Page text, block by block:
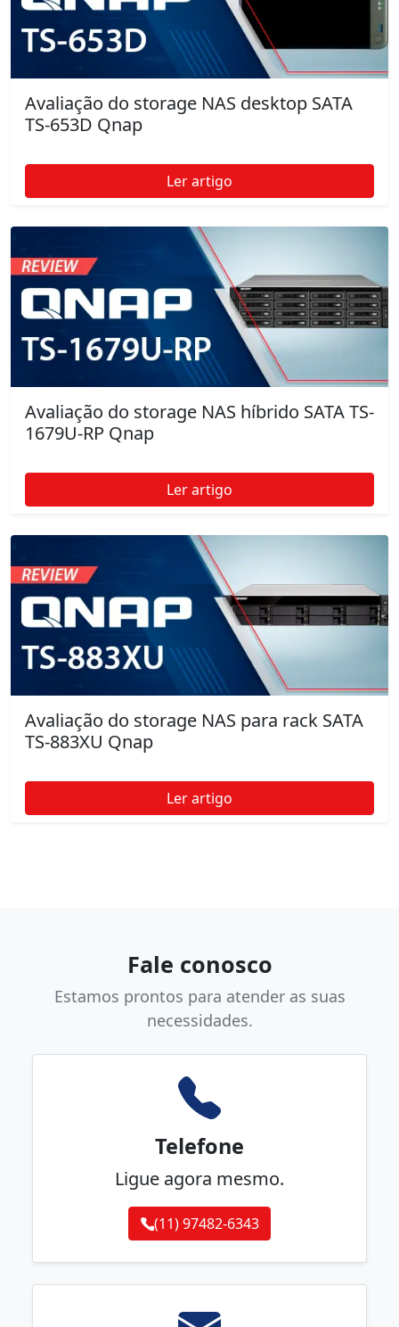
Avaliação do storage NAS desktop SATA
TS-653D Qnap
Ler artigo
Avaliação do storage NAS híbrido SATA TS-
1679U-RP Qnap
Ler artigo
Avaliação do storage NAS para rack SATA
TS-883XU Qnap
Ler artigo
Fale conosco
Estamos prontos para atender as suas
necessidades.
Telefone
Ligue agora mesmo.
(11) 97482-6343